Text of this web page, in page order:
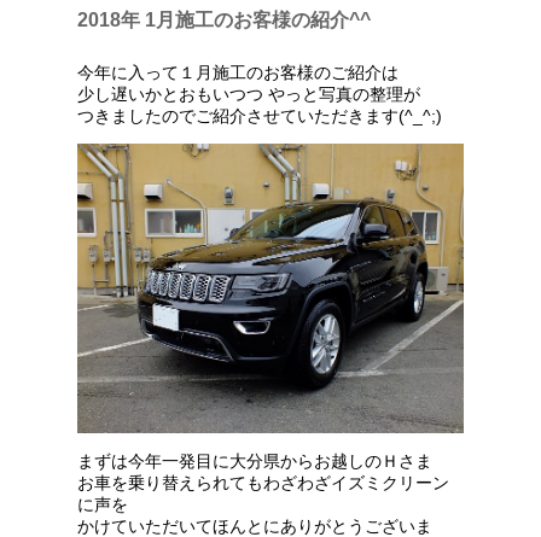
2018年 1月施工のお客様の紹介^^
今年に入って１月施工のお客様のご紹介は
少し遅いかとおもいつつ やっと写真の整理が
つきましたのでご紹介させていただきます(^_^;)
まずは今年一発目に大分県からお越しのＨさま
お車を乗り替えられてもわざわざイズミクリーン
に声を
かけていただいてほんとにありがとうございま